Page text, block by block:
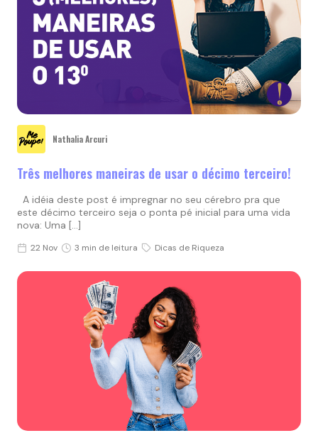
Nathalia Arcuri
Três melhores maneiras de usar o décimo terceiro!
A idéia deste post é impregnar no seu cérebro pra que
este décimo terceiro seja o ponta pé inicial para uma vida
nova: Uma […]
22 Nov 3 min de leitura Dicas de Riqueza